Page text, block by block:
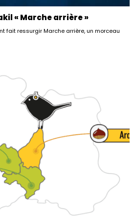
« Marche arrière »
fait ressurgir Marche arrière, un morceau